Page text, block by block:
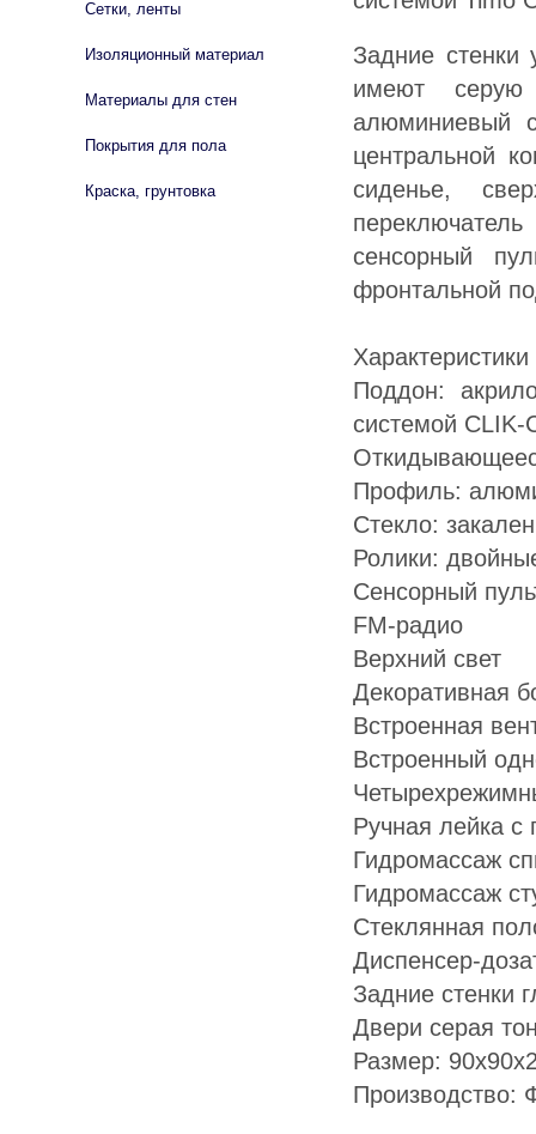
Задние
имеют
алюминиевый
центральной
сиденье,
сенсорный
фронтальной
Поддон:
системой CLIK-
Профиль:
Стекло:
Ролики:
Сенсорный
FM-радио
Верхний свет
Декоративная
Встроенная
Встроенный
Ручная лейка с
Гидромассаж
Гидромассаж
Стеклянная
Диспенсер-
Задние стенки
Двери серая
Размер:
Производство:
Сетки, ленты
Изоляционный материал
Материалы для стен
Покрытия для пола
Краска, грунтовка